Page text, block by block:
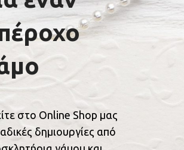
στο Online Shop μας
δημιουργίες από